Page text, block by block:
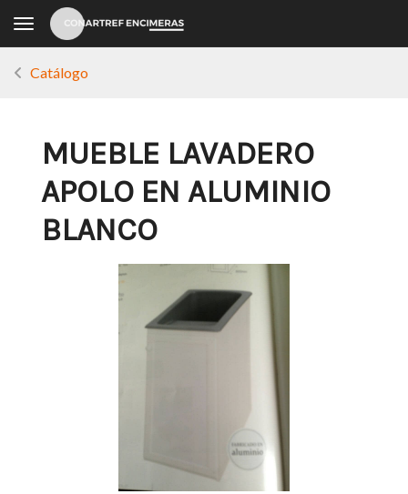
Toggle navigation
Catálogo
MUEBLE LAVADERO
APOLO EN ALUMINIO
BLANCO